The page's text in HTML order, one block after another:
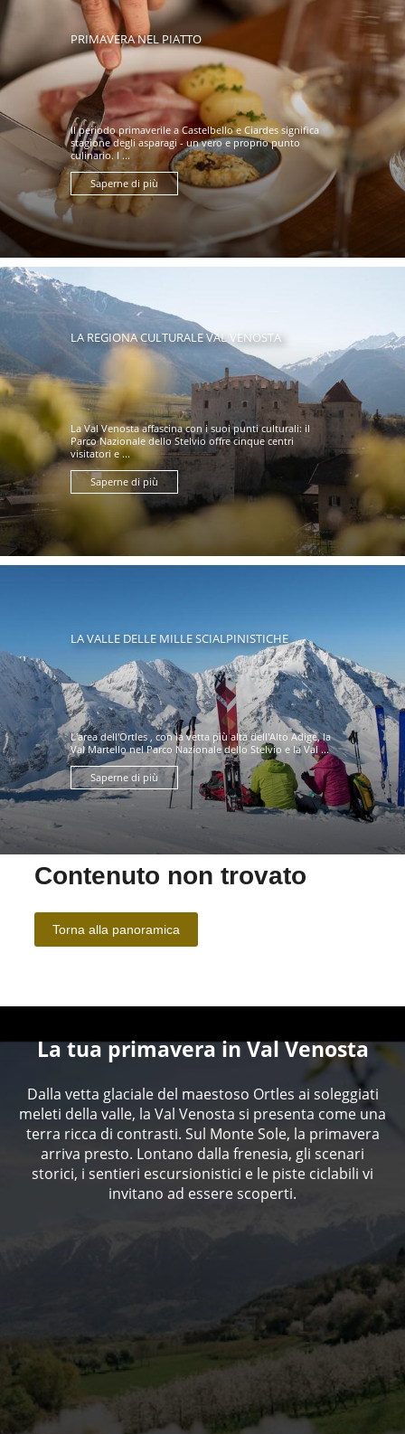
PRIMAVERA NEL PIATTO
Il periodo primaverile a Castelbello e Ciardes significa
stagione degli asparagi - un vero e proprio punto
culinario. I ...
Saperne di più
LA REGIONA CULTURALE VAL VENOSTA
La Val Venosta affascina con i suoi punti culturali: il
Parco Nazionale dello Stelvio offre cinque centri
visitatori e ...
Saperne di più
LA VALLE DELLE MILLE SCIALPINISTICHE
L'area dell'Ortles , con la vetta più alta dell'Alto Adige, la
Val Martello nel Parco Nazionale dello Stelvio e la Val ...
Saperne di più
La tua primavera in Val Venosta
Dalla vetta glaciale del maestoso Ortles ai soleggiati
meleti della valle, la Val Venosta si presenta come una
terra ricca di contrasti. Sul Monte Sole, la primavera
arriva presto. Lontano dalla frenesia, gli scenari
storici, i sentieri escursionistici e le piste ciclabili vi
invitano ad essere scoperti.